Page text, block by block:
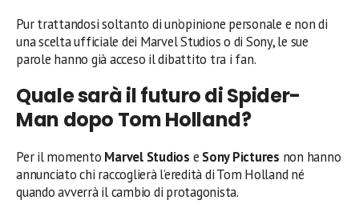
Pur trattandosi soltanto di un’opinione personale e non di
una scelta ufficiale dei Marvel Studios o di Sony, le sue
parole hanno già acceso il dibattito tra i fan.
Quale sarà il futuro di Spider-
Man dopo Tom Holland?
Per il momento Marvel Studios e Sony Pictures non hanno
annunciato chi raccoglierà l’eredità di Tom Holland né
quando avverrà il cambio di protagonista.